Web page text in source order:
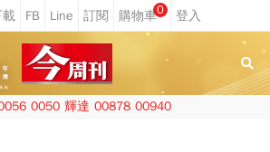
0
0050 輝達 00878 00940